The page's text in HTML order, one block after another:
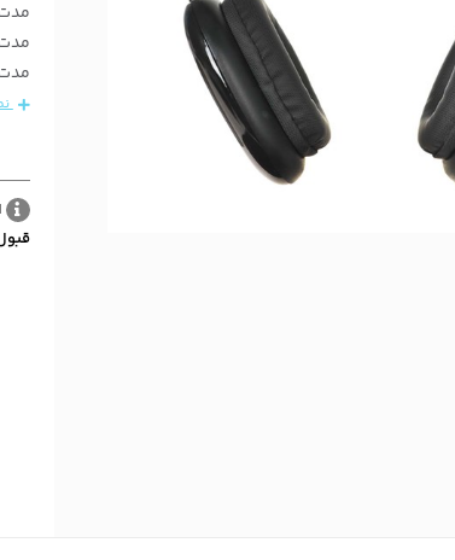
روشنایی و الکتریکی